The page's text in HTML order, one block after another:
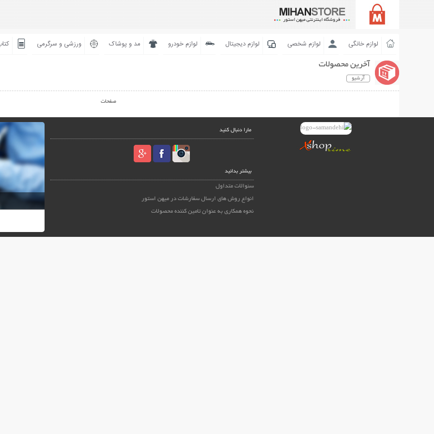
لوازم خانگی لوازم شخصی لوازم دیجیتال لوازم خودرو مد و پوشاک ورزشی و سرگرمی
آخرین محصولات
آرشیو
صفحات
مارا دنبال کنید
بیشتر بدانید
سئوالات متداول
انواع روش های ارسال سفارشات در میهن استور
نحوه همکاری به عنوان تامین کننده محصولات